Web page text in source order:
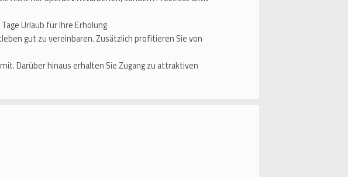
Urlaub für Ihre Erholung
gut zu vereinbaren. Zusätzlich profitieren Sie von
Darüber hinaus erhalten Sie Zugang zu attraktiven